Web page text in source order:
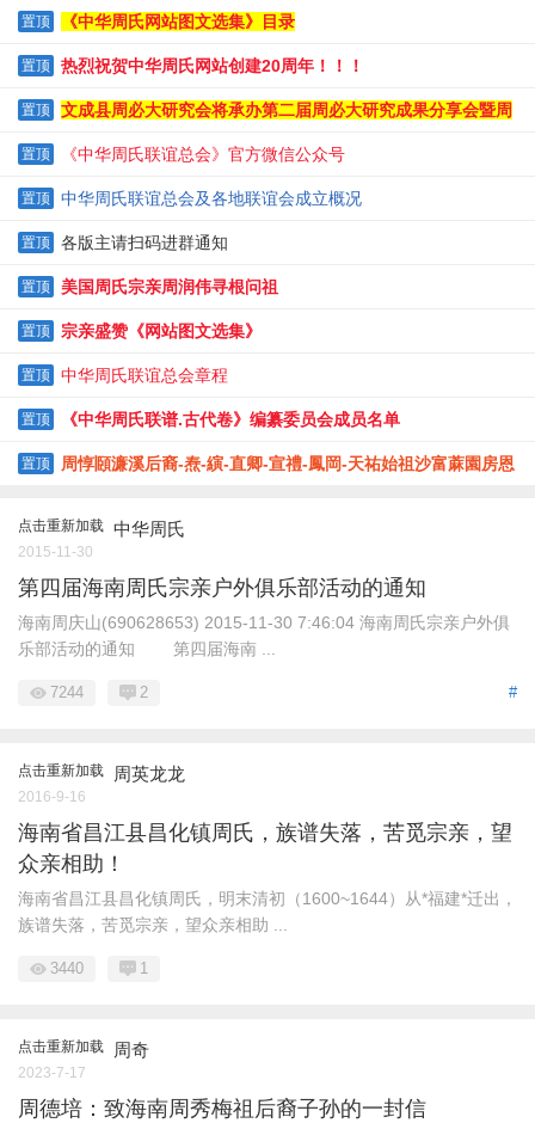
置顶 《中华周氏网站图文选集》目录
置顶 热烈祝贺中华周氏网站创建20周年！！！
置顶 文成县周必大研究会将承办第二届周必大研究成果分享会暨周
必大逝辰820周年纪念大会
置顶 《中华周氏联谊总会》官方微信公众号
置顶 中华周氏联谊总会及各地联谊会成立概况
置顶 各版主请扫码进群通知
置顶 美国周氏宗亲周润伟寻根问祖
置顶 宗亲盛赞《网站图文选集》
置顶 中华周氏联谊总会章程
置顶 《中华周氏联谱.古代卷》编纂委员会成员名单
置顶 周惇頥濂溪后裔-焘-縯-直卿-宣禮-鳳岡-天祐始祖沙富蔴園房恩
点击重新加载 中华周氏
2015-11-30
第四届海南周氏宗亲户外俱乐部活动的通知
海南周庆山(690628653) 2015-11-30 7:46:04 海南周氏宗亲户外俱
乐部活动的通知 第四届海南 ...
#
7244 2
点击重新加载 周英龙龙
2016-9-16
海南省昌江县昌化镇周氏，族谱失落，苦觅宗亲，望
众亲相助！
海南省昌江县昌化镇周氏，明末清初（1600~1644）从*福建*迁出，
族谱失落，苦觅宗亲，望众亲相助 ...
3440 1
点击重新加载 周奇
2023-7-17
周德培：致海南周秀梅祖后裔子孙的一封信